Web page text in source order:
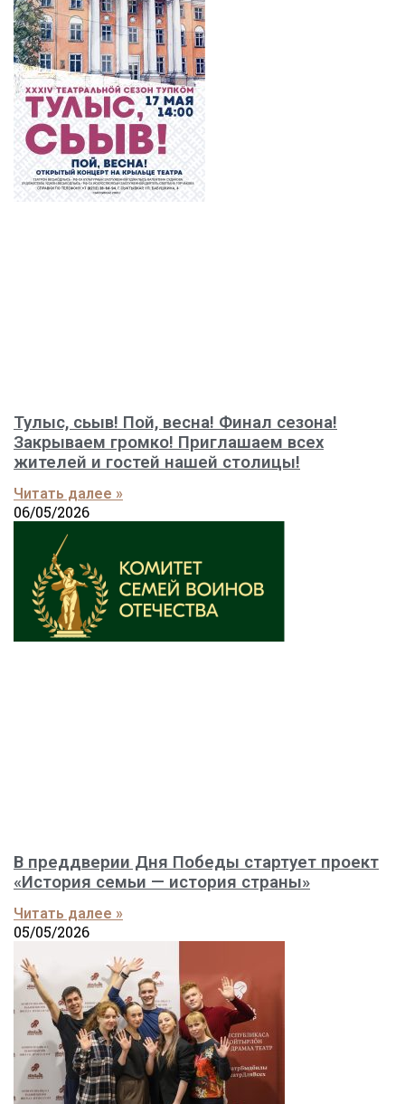
Тулыс, сьыв! Пой, весна! Финал сезона!
Закрываем громко! Приглашаем всех
жителей и гостей нашей столицы!
Читать далее »
06/05/2026
В преддверии Дня Победы стартует проект
«История семьи — история страны»
Читать далее »
05/05/2026